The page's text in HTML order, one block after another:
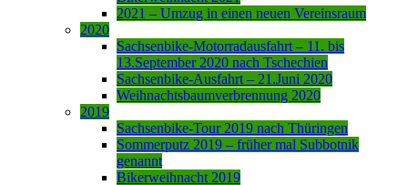
2021 – Umzug in einen neuen Vereinsraum
2020
Sachsenbike-Motorradausfahrt – 11. bis
13.September 2020 nach Tschechien
Sachsenbike-Ausfahrt – 21.Juni 2020
Weihnachtsbaumverbrennung 2020
2019
Sachsenbike-Tour 2019 nach Thüringen
Sommerputz 2019 – früher mal Subbotnik
genannt
Bikerweihnacht 2019